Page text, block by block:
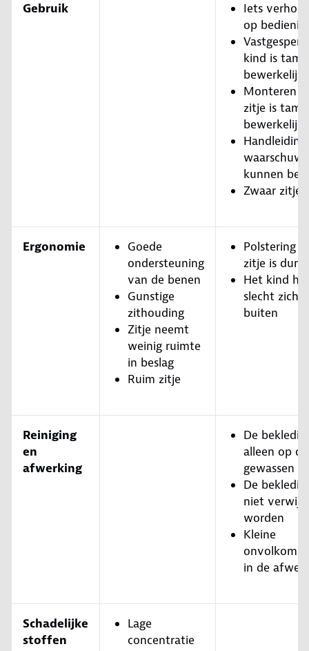
Gebruik
Iets
op
kind is
bewerkelijk
Monteren
zitje is
bewerkelijk
kunnen
Zwaar zitje
Ergonomie
Goede
ondersteuning
van de benen
Gunstige
zithouding
Zitje neemt
weinig ruimte
in beslag
Ruim zitje
Polstering
zitje is dun
Het kind
slecht zicht
buiten
Reiniging
en
afwerking
De
alleen op
gewassen
De
niet
worden
Kleine
in de
Schadelijke
stoffen
Lage
concentratie